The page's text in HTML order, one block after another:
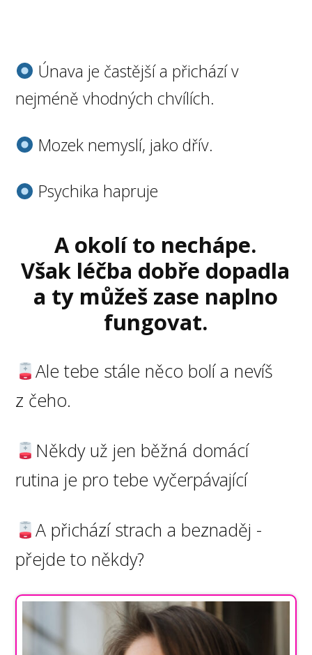
Únava je častější a přichází v
nejméně vhodných chvílích.
Mozek nemyslí, jako dřív.
Psychika hapruje
A okolí to nechápe.
Však léčba dobře dopadla
a ty můžeš zase naplno
fungovat.
Ale tebe stále něco bolí a nevíš
z čeho.
Někdy už jen běžná domácí
rutina je pro tebe vyčerpávající
A přichází strach a beznaděj -
přejde to někdy?